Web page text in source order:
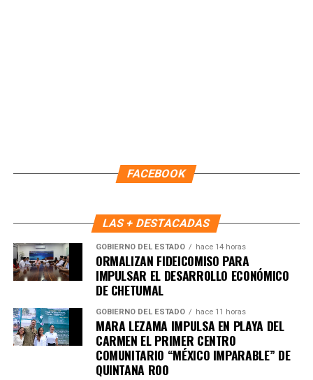
Recibe las noticias al instante
Únete al canal oficial de WhatsApp de
Quinto Poder y recibe las noticias más
importantes de Quintana Roo directamente
en tu teléfono.
Unirme al canal de WhatsApp
FACEBOOK
LAS + DESTACADAS
GOBIERNO DEL ESTADO hace 14 horas
ORMALIZAN FIDEICOMISO PARA
IMPULSAR EL DESARROLLO ECONÓMICO
DE CHETUMAL
GOBIERNO DEL ESTADO hace 11 horas
MARA LEZAMA IMPULSA EN PLAYA DEL
CARMEN EL PRIMER CENTRO
COMUNITARIO “MÉXICO IMPARABLE” DE
QUINTANA ROO